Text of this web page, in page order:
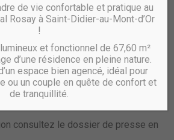
Situé sur les anciennes serres
de Vénissieux. Les Jardins du
à terme :
accession privée
en accession sociale
locatif social
rue Romain Rolland
consultez le dossier de presse en
de vie confortable et pratique au
Rosay à Saint-Didier-au-Mont-d’Or
!
et fonctionnel de 67,60 m²
d’une résidence en pleine nature.
espace bien agencé, idéal pour
ou un couple en quête de confort et
de tranquillité.